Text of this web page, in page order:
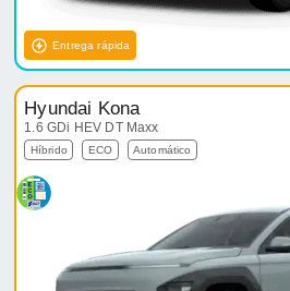
Entrega rápida
Hyundai Kona
1.6 GDi HEV DT Maxx
Híbrido ECO Automático